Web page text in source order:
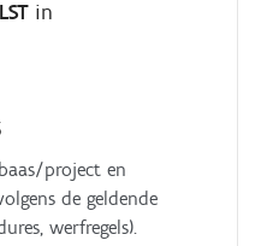
in
project en
de geldende
werfregels).